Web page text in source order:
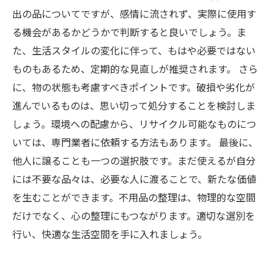
出の品についてですが、感情に流されず、実際に使用す
る機会があるかどうかで判断すると良いでしょう。ま
た、生活スタイルの変化に伴って、もはや必要ではない
ものもあるため、定期的な見直しが推奨されます。 さら
に、物の状態も考慮すべきポイントです。破損や劣化が
進んでいるものは、思い切って処分することを検討しま
しょう。環境への配慮から、リサイクル可能なものにつ
いては、専門業者に依頼する方法もあります。 最後に、
他人に譲ることも一つの選択肢です。まだ使えるが自分
には不要な品々は、必要な人に渡ることで、新たな価値
を生むことができます。不用品の整理は、物理的な空間
だけでなく、心の整理にもつながります。適切な選別を
行い、快適な生活空間を手に入れましょう。